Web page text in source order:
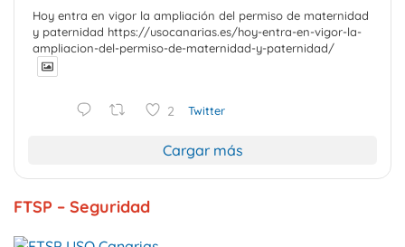
Hoy entra en vigor la ampliación del permiso de maternidad
y paternidad https://usocanarias.es/hoy-entra-en-vigor-la-
ampliacion-del-permiso-de-maternidad-y-paternidad/
2 Twitter
Cargar más
FTSP – Seguridad